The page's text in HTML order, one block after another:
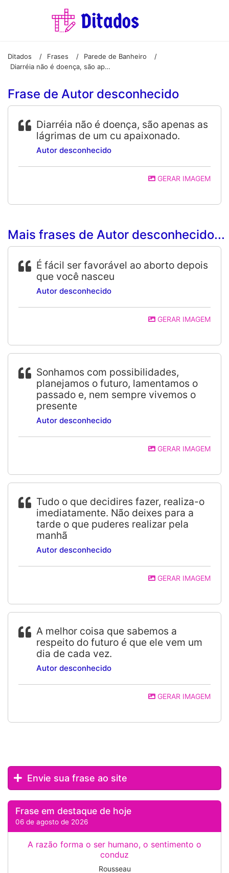
Ditados / Frases / Parede de Banheiro
/
Diarréia não é doença, são apenas as lágrimas de um cu apaixonado.
Frase de Autor desconhecido
Diarréia não é doença, são apenas as
lágrimas de um cu apaixonado.
Autor desconhecido
GERAR IMAGEM
Mais frases de Autor desconhecido...
É fácil ser favorável ao aborto depois
que você nasceu
Autor desconhecido
GERAR IMAGEM
Sonhamos com possibilidades,
planejamos o futuro, lamentamos o
passado e, nem sempre vivemos o
presente
Autor desconhecido
GERAR IMAGEM
Tudo o que decidires fazer, realiza-o
imediatamente. Não deixes para a
tarde o que puderes realizar pela
manhã
Autor desconhecido
GERAR IMAGEM
A melhor coisa que sabemos a
respeito do futuro é que ele vem um
dia de cada vez.
Autor desconhecido
GERAR IMAGEM
Envie sua frase ao site
Frase em destaque de hoje
06 de agosto de 2026
A razão forma o ser humano, o sentimento o
conduz
Rousseau